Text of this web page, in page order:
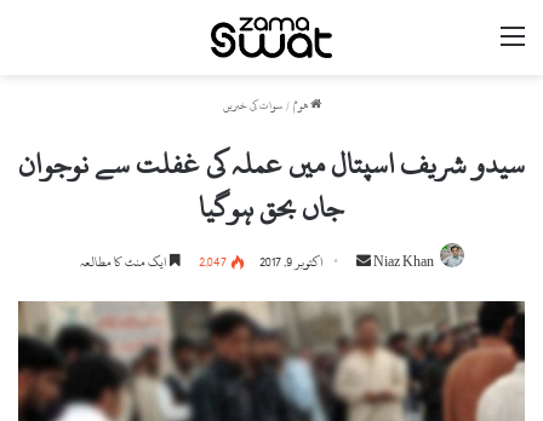
ھوم / سوات کی خبریں
سیدو شریف اسپتال میں عملہ کی غفلت سے نوجوان
جاں بحق ہوگیا
Niaz Khan
n
d
a
n
اکتوبر 9, 2017 2,047 ایک منٹ کا مطالعہ